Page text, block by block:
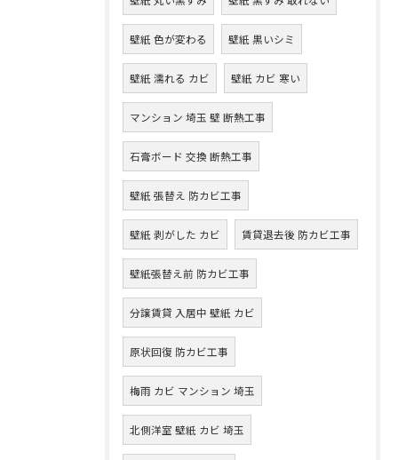
壁紙 色が変わる 壁紙 黒いシミ
壁紙 濡れる カビ 壁紙 カビ 寒い
マンション 埼玉 壁 断熱工事
石膏ボード 交換 断熱工事
壁紙 張替え 防カビ工事
壁紙 剥がした カビ 賃貸退去後 防カビ工事
壁紙張替え前 防カビ工事
分譲賃貸 入居中 壁紙 カビ
原状回復 防カビ工事
梅雨 カビ マンション 埼玉
北側洋室 壁紙 カビ 埼玉